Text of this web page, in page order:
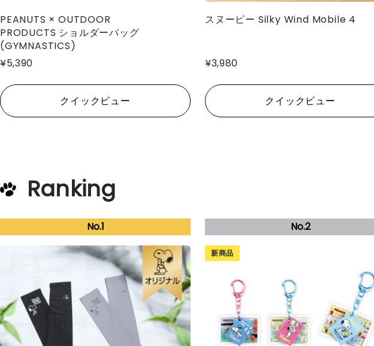
PEANUTS × OUTDOOR
PRODUCTS ショルダーバッグ
(GYMNASTICS)
¥5,390
クイックビュー
スヌーピー Silky Wind Mobile 4
¥3,980
クイックビュー
Ranking
新商品